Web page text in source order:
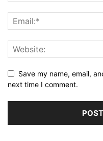
Save my name, email,
next time I comment.